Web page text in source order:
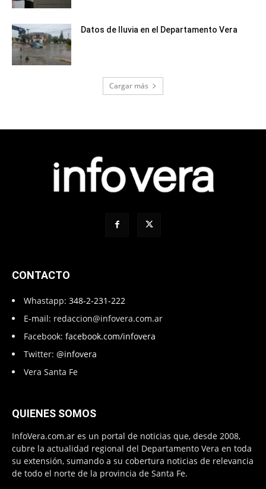
Datos de lluvia en el Departamento Vera
Cargar más
CONTACTO
Whastapp: 348-2-231-222
E-mail: redaccion@infovera.com.ar
Facebook: facebook.com/infovera
Twitter: @infovera
Vera Santa Fe
QUIENES SOMOS
InfoVera.com.ar es un portal de noticias que, desde 2008,
cubre la actualidad regional del Departamento Vera en toda
su extensión, sumando a su cobertura noticias de relevancia
de todo el norte de la provincia de Santa Fe.